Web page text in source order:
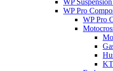
WP Pro
WP Pro